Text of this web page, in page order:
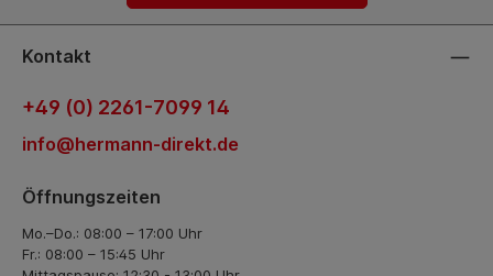
Kontakt
+49 (0) 2261-7099 14
info@hermann-direkt.de
Öffnungszeiten
Mo.–Do.: 08:00 – 17:00 Uhr
Fr.: 08:00 – 15:45 Uhr